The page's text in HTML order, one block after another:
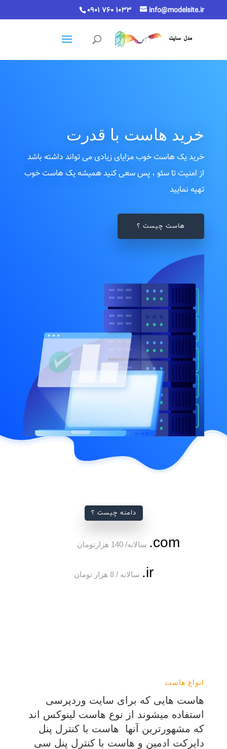
0901 760 1033 info@modelsite.ir
خرید هاست با قدرت
خرید یک هاست خوب مزایای زیادی می تواند داشته باشد
از امنیت تا سئو ، پس سعی کنید همیشه یک هاست خوب
تهیه نمایید
هاست چیست ؟
دامنه چیست ؟
com. سالانه/ 140 هزارتومان
ir. سالانه / 8 هزار تومان
انواع هاست
هاست هایی که برای سایت وردپرسی
استفاده میشوند از نوع هاست لینوکس اند
که مشهورترین آنها هاست با کنترل پنل
دایرکت ادمین و هاست با کنترل پنل سی